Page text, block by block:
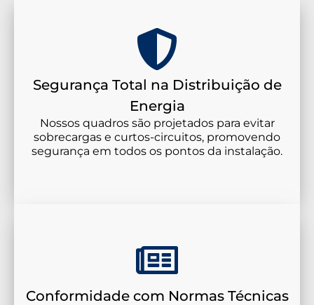
Segurança Total na Distribuição de
Energia
Nossos quadros são projetados para evitar
sobrecargas e curtos-circuitos, promovendo
segurança em todos os pontos da instalação.
Conformidade com Normas Técnicas